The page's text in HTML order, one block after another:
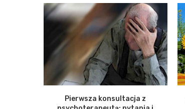
Pierwsza konsultacja z